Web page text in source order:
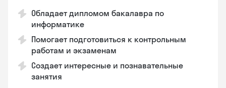
Обладает дипломом бакалавра по
информатике
Помогает подготовиться к контрольным
работам и экзаменам
Создает интересные и познавательные
занятия